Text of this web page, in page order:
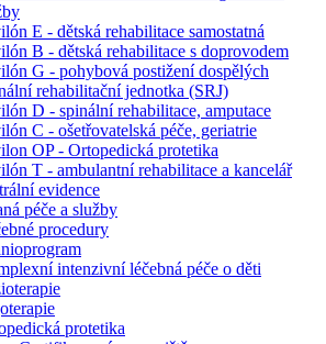
E - dětská rehabilitace samostatná
B - dětská rehabilitace s doprovodem
G - pohybová postižení dospělých
rehabilitační jednotka (SRJ)
D - spinální rehabilitace, amputace
C - ošetřovatelská péče, geriatrie
OP - Ortopedická protetika
T - ambulantní rehabilitace a kancelář
evidence
péče a služby
procedury
intenzivní léčebná péče o děti
protetika